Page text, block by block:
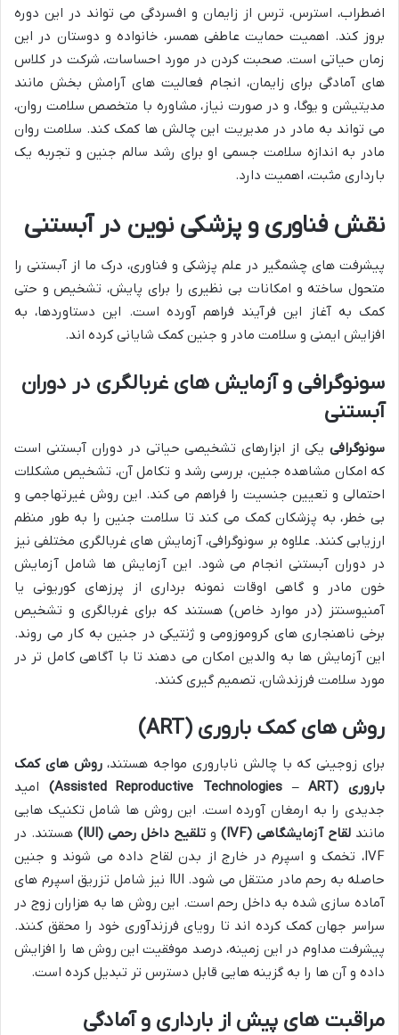
اضطراب، استرس، ترس از زایمان و افسردگی می تواند در این دوره
بروز کند. اهمیت حمایت عاطفی همسر، خانواده و دوستان در این
زمان حیاتی است. صحبت کردن در مورد احساسات، شرکت در کلاس
های آمادگی برای زایمان، انجام فعالیت های آرامش بخش مانند
مدیتیشن و یوگا، و در صورت نیاز، مشاوره با متخصص سلامت روان،
می تواند به مادر در مدیریت این چالش ها کمک کند. سلامت روان
مادر به اندازه سلامت جسمی او برای رشد سالم جنین و تجربه یک
بارداری مثبت، اهمیت دارد.
نقش فناوری و پزشکی نوین در آبستنی
پیشرفت های چشمگیر در علم پزشکی و فناوری، درک ما از آبستنی را
متحول ساخته و امکانات بی نظیری را برای پایش، تشخیص و حتی
کمک به آغاز این فرآیند فراهم آورده است. این دستاوردها، به
افزایش ایمنی و سلامت مادر و جنین کمک شایانی کرده اند.
سونوگرافی و آزمایش های غربالگری در دوران
آبستنی
سونوگرافی یکی از ابزارهای تشخیصی حیاتی در دوران آبستنی است
که امکان مشاهده جنین، بررسی رشد و تکامل آن، تشخیص مشکلات
احتمالی و تعیین جنسیت را فراهم می کند. این روش غیرتهاجمی و
بی خطر، به پزشکان کمک می کند تا سلامت جنین را به طور منظم
ارزیابی کنند. علاوه بر سونوگرافی، آزمایش های غربالگری مختلفی نیز
در دوران آبستنی انجام می شود. این آزمایش ها شامل آزمایش
خون مادر و گاهی اوقات نمونه برداری از پرزهای کوریونی یا
آمنیوسنتز (در موارد خاص) هستند که برای غربالگری و تشخیص
برخی ناهنجاری های کروموزومی و ژنتیکی در جنین به کار می روند.
این آزمایش ها به والدین امکان می دهند تا با آگاهی کامل تر در
مورد سلامت فرزندشان، تصمیم گیری کنند.
روش های کمک باروری (ART)
برای زوجینی که با چالش ناباروری مواجه هستند،روش های کمک
باروری (Assisted Reproductive Technologies – ART)
امید
جدیدی را به ارمغان آورده است. این روش ها شامل تکنیک هایی
مانند لقاح آزمایشگاهی (IVF) و تلقیح داخل رحمی (IUI)
هستند. در
IVF، تخمک و اسپرم در خارج از بدن لقاح داده می شوند و جنین
حاصله به رحم مادر منتقل می شود. IUI نیز شامل تزریق اسپرم های
آماده سازی شده به داخل رحم است. این روش ها به هزاران زوج در
سراسر جهان کمک کرده اند تا رویای فرزندآوری خود را محقق کنند.
پیشرفت مداوم در این زمینه، درصد موفقیت این روش ها را افزایش
داده و آن ها را به گزینه هایی قابل دسترس تر تبدیل کرده است.
مراقبت های پیش از بارداری و آمادگی